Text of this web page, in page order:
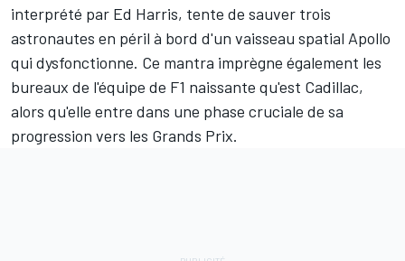
interprété par Ed Harris, tente de sauver trois
astronautes en péril à bord d'un vaisseau spatial Apollo
qui dysfonctionne. Ce mantra imprègne également les
bureaux de l'équipe de F1 naissante qu'est Cadillac,
alors qu'elle entre dans une phase cruciale de sa
progression vers les Grands Prix.